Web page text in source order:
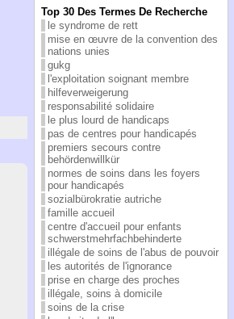
Top 30 Des Termes De Recherche
le syndrome de rett
mise en œuvre de la convention des
nations unies
gukg
l'exploitation soignant membre
hilfeverweigerung
responsabilité solidaire
le plus lourd de handicaps
pas de centres pour handicapés
premiers secours contre
behördenwillkür
normes de soins dans les foyers
pour handicapés
sozialbürokratie autriche
famille accueil
centre d'accueil pour enfants
schwerstmehrfachbehinderte
illégale de soins de l'abus de pouvoir
les autorités de l'ignorance
prise en charge des proches
illégale, soins à domicile
soins de la crise